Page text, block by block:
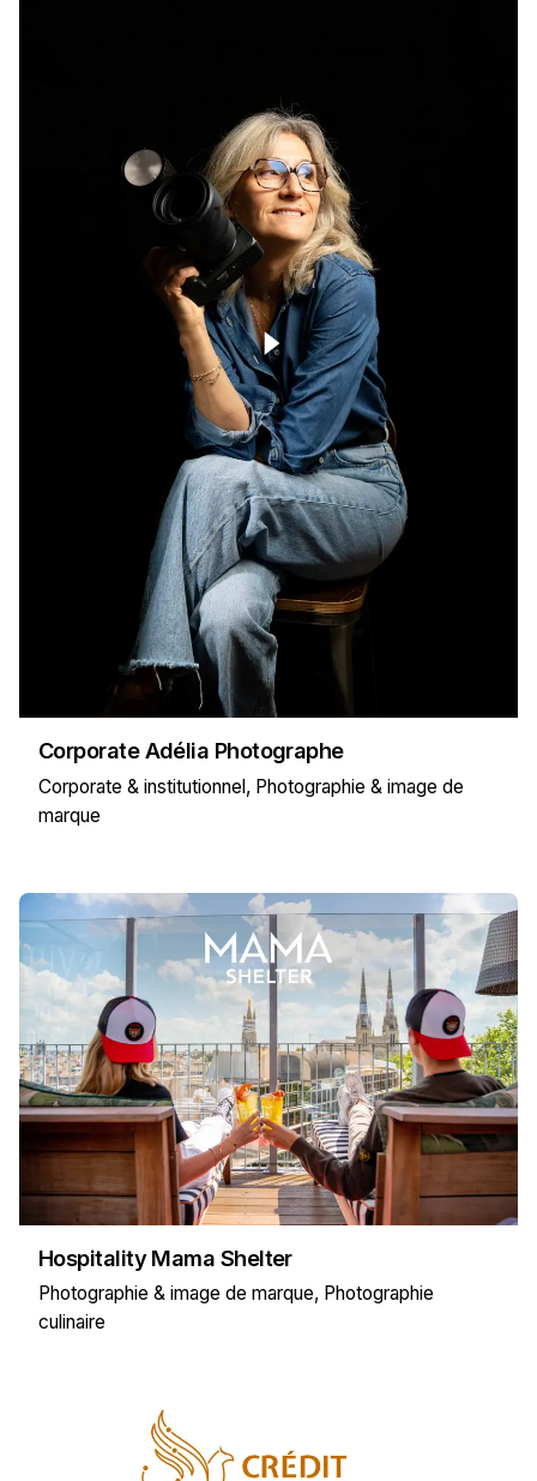
Corporate Adélia Photographe
Corporate & institutionnel Photographie & image de
marque
Hospitality Mama Shelter
Photographie & image de marque
Photographie
culinaire